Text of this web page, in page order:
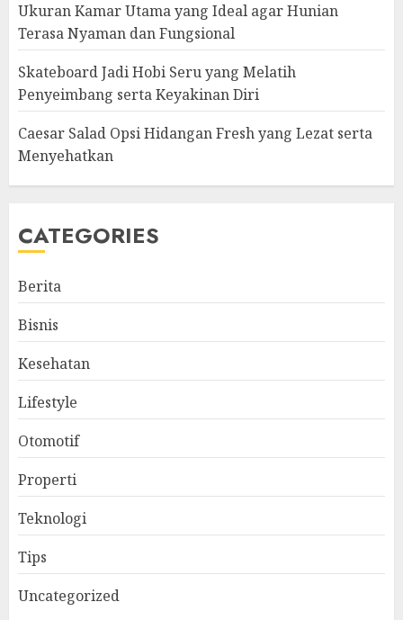
Ukuran Kamar Utama yang Ideal agar Hunian
Terasa Nyaman dan Fungsional
Skateboard Jadi Hobi Seru yang Melatih
Penyeimbang serta Keyakinan Diri
Caesar Salad Opsi Hidangan Fresh yang Lezat serta
Menyehatkan
CATEGORIES
Berita
Bisnis
Kesehatan
Lifestyle
Otomotif
Properti
Teknologi
Tips
Uncategorized